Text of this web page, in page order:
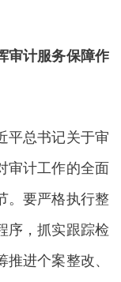
计服务保障作
总书记关于审
审计工作的全面
。要严格执行整
序，抓实跟踪检
进个案整改、